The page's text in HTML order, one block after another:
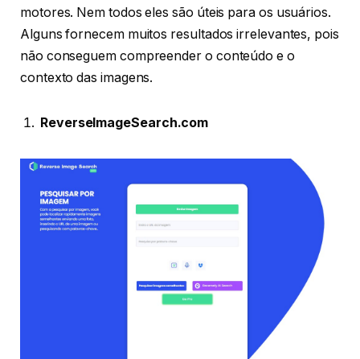
motores. Nem todos eles são úteis para os usuários.
Alguns fornecem muitos resultados irrelevantes, pois
não conseguem compreender o conteúdo e o
contexto das imagens.
ReverseImageSearch.com